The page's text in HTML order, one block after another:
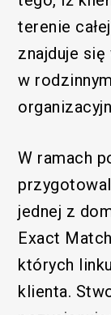
terenie
znajduje
w
W ramach
jednej z
Exact
których
klienta.